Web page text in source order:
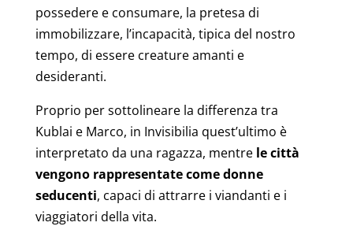
possedere e consumare, la pretesa di
immobilizzare, l’incapacità, tipica del nostro
tempo, di essere creature amanti e
desideranti.
Proprio per sottolineare la differenza tra
Kublai e Marco, in Invisibilia quest’ultimo è
interpretato da una ragazza, mentrele città
vengono rappresentate come donne
seducenti, capaci di attrarre i viandanti e i
viaggiatori della vita.